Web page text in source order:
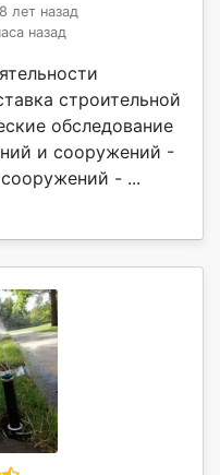
лет назад
назад
строительной
обследование
и сооружений -
- ...